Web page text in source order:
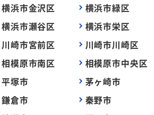
横浜市金沢区
横浜市緑区
横浜市瀬谷区
横浜市栄区
川崎市宮前区
川崎市川崎区
相模原市南区
相模原市中央区
平塚市
茅ヶ崎市
鎌倉市
秦野市